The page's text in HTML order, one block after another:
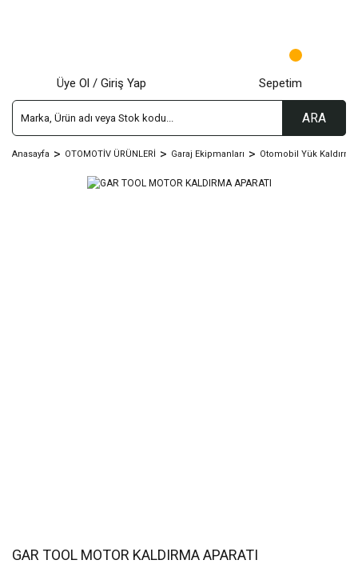
ARA
Üye Ol / Giriş Yap Sepetim
Anasayfa OTOMOTİV ÜRÜNLERİ Garaj Ekipmanları Otomobil Yük
GAR TOOL MOTOR KALDIRMA APARATI